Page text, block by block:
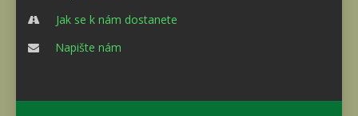
Jak se k nám dostanete
Napište nám